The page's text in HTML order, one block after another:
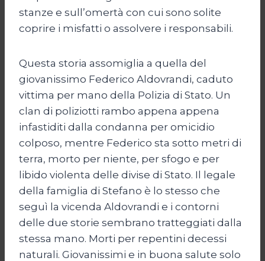
stanze e sull’omertà con cui sono solite
coprire i misfatti o assolvere i responsabili.
Questa storia assomiglia a quella del
giovanissimo Federico Aldovrandi, caduto
vittima per mano della Polizia di Stato. Un
clan di poliziotti rambo appena appena
infastiditi dalla condanna per omicidio
colposo, mentre Federico sta sotto metri di
terra, morto per niente, per sfogo e per
libido violenta delle divise di Stato. Il legale
della famiglia di Stefano è lo stesso che
seguì la vicenda Aldovrandi e i contorni
delle due storie sembrano tratteggiati dalla
stessa mano. Morti per repentini decessi
naturali. Giovanissimi e in buona salute solo